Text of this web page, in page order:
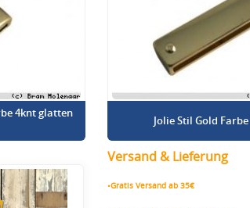
4knt glatten
Jolie Stil Gold Farbe
Versand & Lieferung
•Gratis Versand ab 35€